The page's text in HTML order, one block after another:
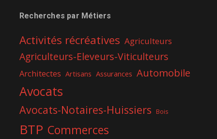
Recherches par Métiers
Activités récréatives Agriculteurs
Agriculteurs-Eleveurs-Viticulteurs
Architectes Artisans Assurances Automobile
Avocats
Avocats-Notaires-Huissiers Bois
BTP Commerces